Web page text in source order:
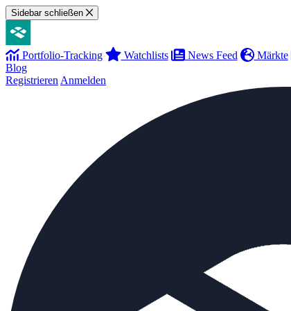
Sidebar schließen
Portfolio-Tracking Watchlists News Feed Märkte
Blog
Registrieren Anmelden